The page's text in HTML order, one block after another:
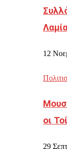
12
οι
29